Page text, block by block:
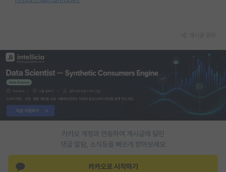
카카오 계정과 연동하여 게시글에 달린
댓글 알람, 소식등을 빠르게 받아보세요
카카오로 시작하기